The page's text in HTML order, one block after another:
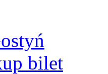
bilet